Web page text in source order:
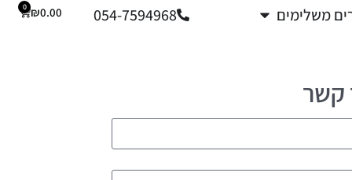
משלימים 054-7594968
₪0.00
0
קשר